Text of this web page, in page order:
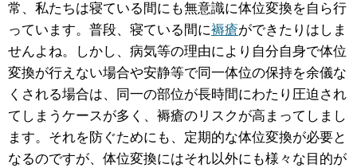
常、私たちは寝ている間にも無意識に体位変換を自ら行
っています。普段、寝ている間に褥瘡ができたりはしま
せんよね。しかし、病気等の理由により自分自身で体位
変換が行えない場合や安静等で同一体位の保持を余儀な
くされる場合は、同一の部位が長時間にわたり圧迫され
てしまうケースが多く、褥瘡のリスクが高まってしまし
ます。それを防ぐためにも、定期的な体位変換が必要と
なるのですが、体位変換にはそれ以外にも様々な目的が